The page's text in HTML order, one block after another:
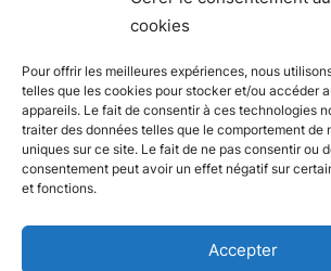
cookies
Pour offrir les meilleures expériences, nous
telles que les cookies pour stocker et/ou accéder
appareils. Le fait de consentir à ces technologies
traiter des données telles que le comportement de
uniques sur ce site. Le fait de ne pas consentir ou
consentement peut avoir un effet négatif sur
et fonctions.
Accepter